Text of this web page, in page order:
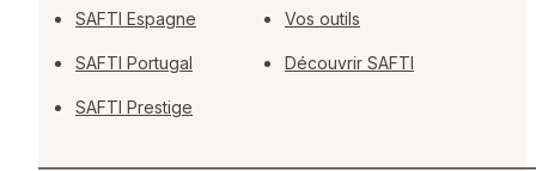
SAFTI Espagne
SAFTI Portugal
SAFTI Prestige
Vos outils
Découvrir SAFTI